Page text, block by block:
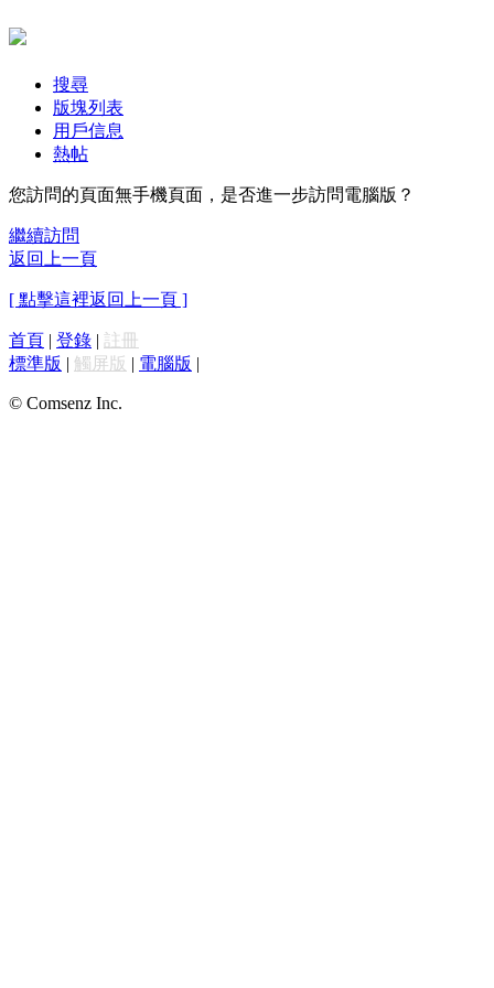
搜尋
版塊列表
用戶信息
熱帖
您訪問的頁面無手機頁面，是否進一步訪問電腦版？
繼續訪問
返回上一頁
[ 點擊這裡返回上一頁 ]
首頁 | 登錄 | 註冊
標準版 | 觸屏版 | 電腦版 |
© Comsenz Inc.